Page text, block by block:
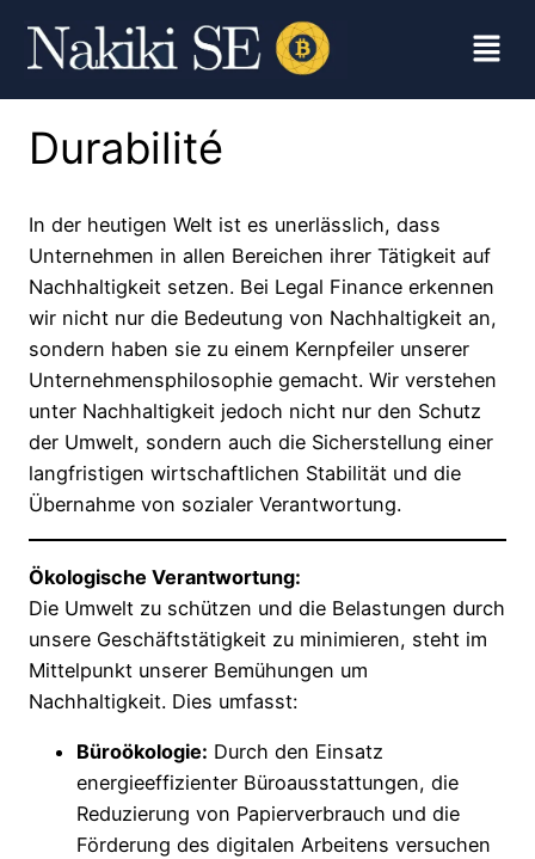
Durabilité
In der heutigen Welt ist es unerlässlich, dass
Unternehmen in allen Bereichen ihrer Tätigkeit auf
Nachhaltigkeit setzen. Bei Legal Finance erkennen
wir nicht nur die Bedeutung von Nachhaltigkeit an,
sondern haben sie zu einem Kernpfeiler unserer
Unternehmensphilosophie gemacht. Wir verstehen
unter Nachhaltigkeit jedoch nicht nur den Schutz
der Umwelt, sondern auch die Sicherstellung einer
langfristigen wirtschaftlichen Stabilität und die
Übernahme von sozialer Verantwortung.
Ökologische Verantwortung:
Die Umwelt zu schützen und die Belastungen durch
unsere Geschäftstätigkeit zu minimieren, steht im
Mittelpunkt unserer Bemühungen um
Nachhaltigkeit. Dies umfasst:
Büroökologie: Durch den Einsatz
energieeffizienter Büroausstattungen, die
Reduzierung von Papierverbrauch und die
Förderung des digitalen Arbeitens versuchen